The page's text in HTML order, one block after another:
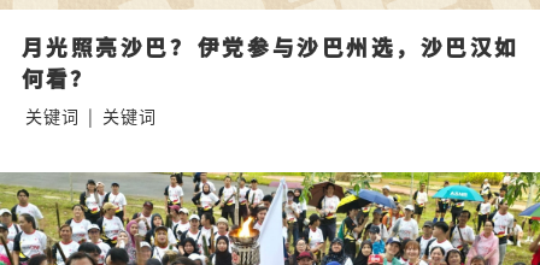
月光照亮沙巴？⁠伊党参与沙巴州选，沙巴汉如
何看？
关键词 | 关键词